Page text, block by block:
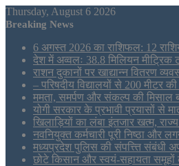
Thursday, August 6 2026
Breaking News
6 अगस्त 2026 का राशिफल: 12
देश में अव्वलः 38.8 मिलियन मीट्रिक
राशन दुकानों पर खाद्यान्न वितरण
– परिषदीय विद्यालयों से 200 मीटर
ममता, समर्पण और संकल्प की मिसाल
योगी सरकार के प्रभावी प्रयासों से
खिलाड़ियों का लंबा इंतजार खत्म,
नवनियुक्त कर्मचारी पूरी निष्ठा और
मध्यप्रदेश पुलिस की संपत्त्ति संबंधी
छोटे किसान और स्वयं-सहायता समूहों